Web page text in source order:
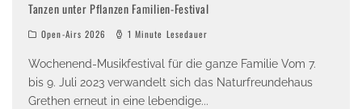
Tanzen unter Pflanzen Familien-Festival
Open-Airs 2026 1 Minute Lesedauer
Wochenend-Musikfestival für die ganze Familie Vom 7.
bis 9. Juli 2023 verwandelt sich das Naturfreundehaus
Grethen erneut in eine lebendige...